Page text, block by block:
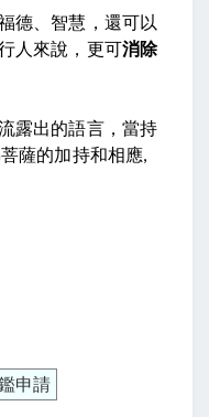
德、智慧，還可以
人來說，更可消除
露出的語言，當持
薩的加持和相應,
申請